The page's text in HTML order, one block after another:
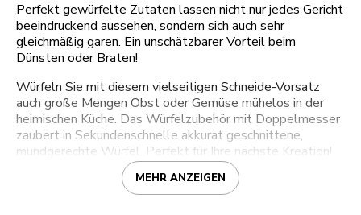
Perfekt gewürfelte Zutaten lassen nicht nur jedes Gericht
beeindruckend aussehen, sondern sich auch sehr
gleichmäßig garen. Ein unschätzbarer Vorteil beim
Dünsten oder Braten!
Würfeln Sie mit diesem vielseitigen Schneide-Vorsatz
auch große Mengen Obst oder Gemüse mühelos in der
heimischen Küche. Das Würfelzubehör mit Doppelmesser
zaubert in Sekundenschnelle akkurat geschnittene,
mundgerechte Würfel. Perfekt für Ihre nächste Kreation!
MEHR ANZEIGEN